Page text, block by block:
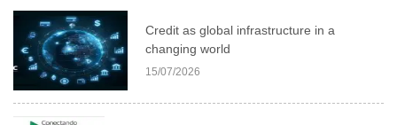
Credit as global infrastructure in a
changing world
15/07/2026